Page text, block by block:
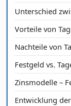
Unterschied
Vorteile von
Nachteile von
Festgeld vs.
Zinsmodelle –
Entwicklung